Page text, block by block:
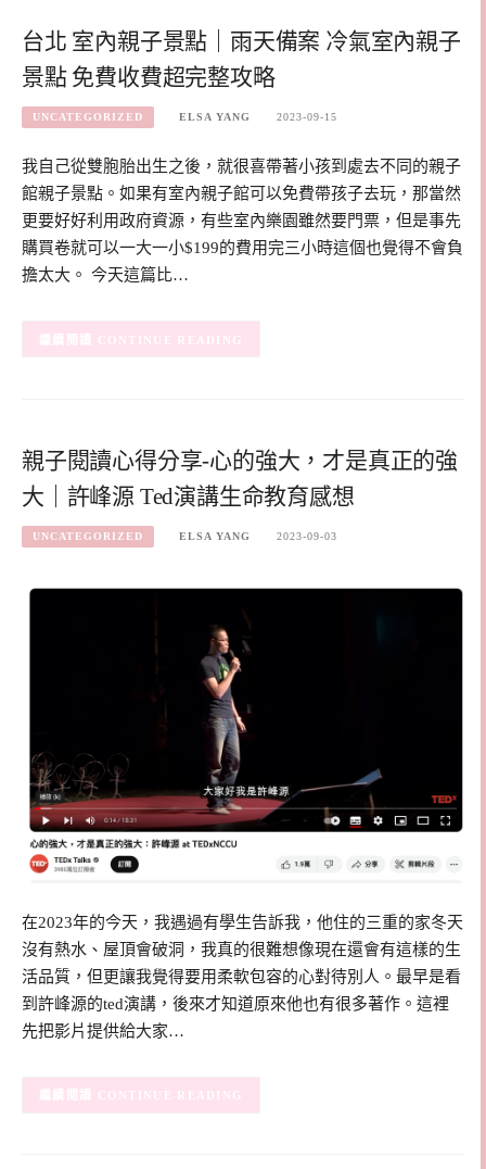
台北 室內親子景點｜雨天備案 冷氣室內親子
景點 免費收費超完整攻略
UNCATEGORIZED ELSA YANG 2023-09-15
我自己從雙胞胎出生之後，就很喜帶著小孩到處去不同的親子
館親子景點。如果有室內親子館可以免費帶孩子去玩，那當然
更要好好利用政府資源，有些室內樂園雖然要門票，但是事先
購買卷就可以一大一小$199的費用完三小時這個也覺得不會負
擔太大。 今天這篇比…
CONTINUE READING
親子閱讀心得分享-心的強大，才是真正的強
大｜許峰源 Ted演講生命教育感想
UNCATEGORIZED ELSA YANG 2023-09-03
在2023年的今天，我遇過有學生告訴我，他住的三重的家冬天
沒有熱水、屋頂會破洞，我真的很難想像現在還會有這樣的生
活品質，但更讓我覺得要用柔軟包容的心對待別人。最早是看
到許峰源的ted演講，後來才知道原來他也有很多著作。這裡
先把影片提供給大家…
CONTINUE READING